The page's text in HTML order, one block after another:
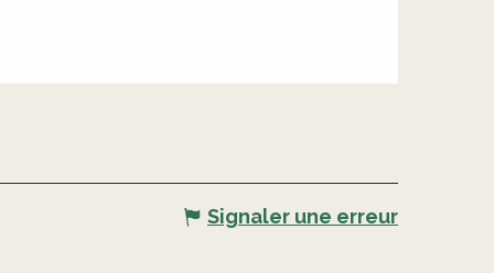
Signaler une erreur